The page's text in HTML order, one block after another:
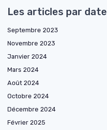
Les articles par date
Septembre 2023
Novembre 2023
Janvier 2024
Mars 2024
Août 2024
Octobre 2024
Décembre 2024
Février 2025